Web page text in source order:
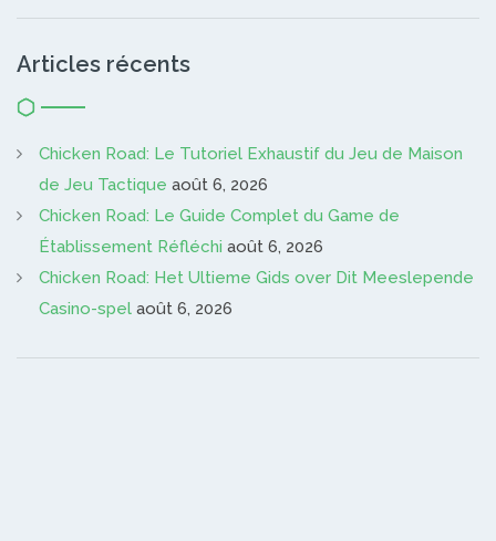
Articles récents
Chicken Road: Le Tutoriel Exhaustif du Jeu de Maison
de Jeu Tactique août 6, 2026
Chicken Road: Le Guide Complet du Game de
Établissement Réfléchi août 6, 2026
Chicken Road: Het Ultieme Gids over Dit Meeslepende
Casino-spel août 6, 2026